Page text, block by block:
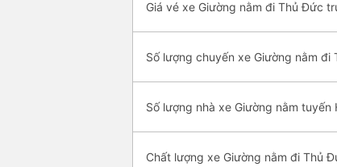
Giá vé xe Giường nằm đi Thủ Đức
Số lượng chuyến xe Giường nằm đi
Số lượng nhà xe Giường nằm
Chất lượng xe Giường nằm đi Thủ